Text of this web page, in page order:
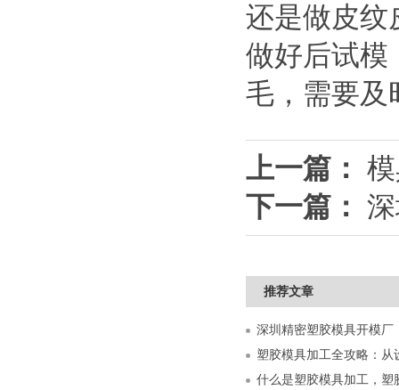
还是做皮纹
做好后试模
毛，需要及
上一篇：
下一篇：
推荐文章
什么是塑胶模具加工，塑